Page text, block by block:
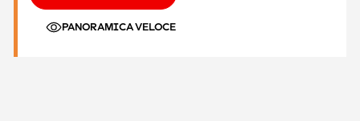
PANORAMICA VELOCE